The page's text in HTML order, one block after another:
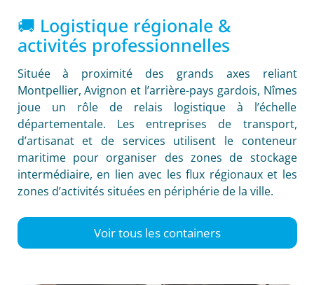
🚚 Logistique régionale &
activités professionnelles
Située à proximité des grands axes reliant
Montpellier, Avignon et l’arrière-pays gardois, Nîmes
joue un rôle de relais logistique à l’échelle
départementale. Les entreprises de transport,
d’artisanat et de services utilisent le conteneur
maritime pour organiser des zones de stockage
intermédiaire, en lien avec les flux régionaux et les
zones d’activités situées en périphérie de la ville.
Voir tous les containers